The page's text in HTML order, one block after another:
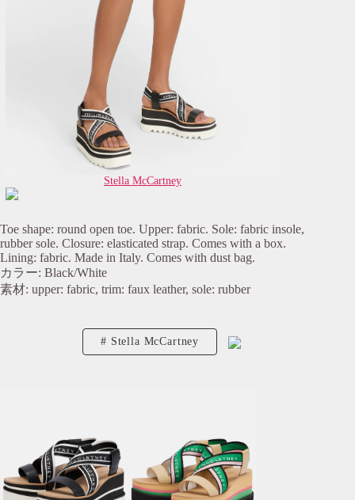
Stella McCartney
Toe shape: round open toe. Upper: fabric. Sole: fabric insole,
rubber sole. Closure: elasticated strap. Comes with a box.
Lining: fabric. Made in Italy. Comes with dust bag.
カラー: Black/White
素材: upper: fabric, trim: faux leather, sole: rubber
Stella McCartney